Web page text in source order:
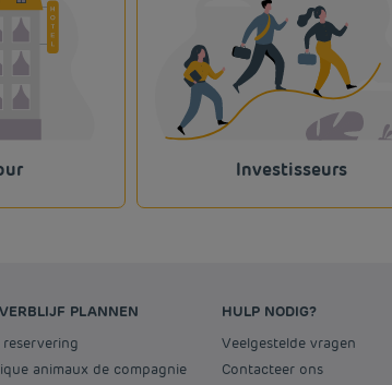
Investisseurs
PLANNEN
reservering
animaux de compagnie
HULP NODIG?
Veelgestelde vragen
Contacteer ons